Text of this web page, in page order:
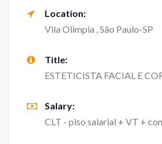
Location:
Vila Olimpia , São Paulo-SP
Title:
ESTETICISTA FACIAL E
Salary:
CLT - piso salarial + VT +